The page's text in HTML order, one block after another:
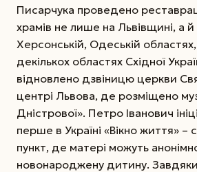
Писарчука проведено
храмів не лише на Львівщині, а й
Херсон­ській, Одеській
декількох областях Східної
відновлено дзвіницю церкви
центрі Львова, де розміщено
Дністрової». Петро Іванович
перше в Україні «Вікно життя» –
пункт, де матері можуть
новонароджену дитину.